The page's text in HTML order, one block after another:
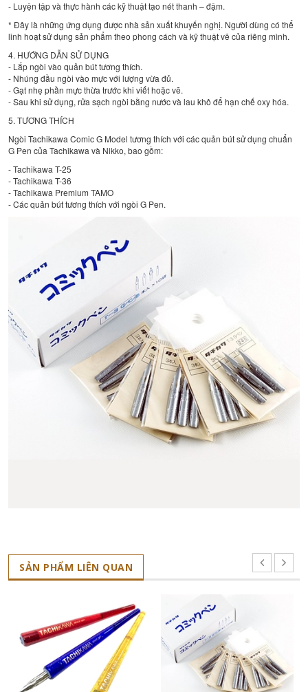
- Luyện tập và thực hành các kỹ thuật tạo nét thanh – đậm.
* Đây là những ứng dụng được nhà sản xuất khuyến nghị. Người dùng có thể
linh hoạt sử dụng sản phẩm theo phong cách và kỹ thuật vẽ của riêng mình.
4. HƯỚNG DẪN SỬ DỤNG
- Lắp ngòi vào quản bút tương thích.
- Nhúng đầu ngòi vào mực với lượng vừa đủ.
- Gạt nhẹ phần mực thừa trước khi viết hoặc vẽ.
- Sau khi sử dụng, rửa sạch ngòi bằng nước và lau khô để hạn chế oxy hóa.
5. TƯƠNG THÍCH
Ngòi Tachikawa Comic G Model tương thích với các quản bút sử dụng chuẩn
G Pen của Tachikawa và Nikko, bao gồm:
- Tachikawa T-25
- Tachikawa T-36
- Tachikawa Premium TAMO
- Các quản bút tương thích với ngòi G Pen.
SẢN PHẨM LIÊN QUAN